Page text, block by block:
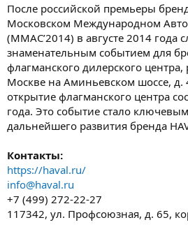
После российской премьеры
Московском Международном
(ММАС’2014) в августе 2014 года
знаменательным событием для
флагманского дилерского центра,
Москве на Аминьевском шоссе,
открытие флагманского центра
года. Это событие стало
дальнейшего развития бренда
Контакты:
https://haval.ru/
info@haval.ru
+7 (499) 272-22-27
117342, ул. Профсоюзная, д. 65,